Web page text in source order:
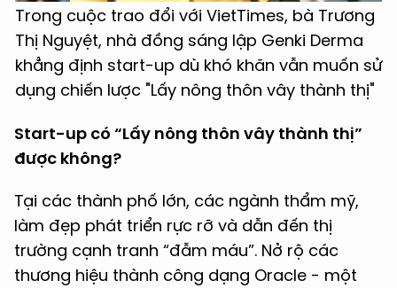
Trong cuộc trao đổi với VietTimes, bà Trương
Thị Nguyệt, nhà đồng sáng lập Genki Derma
khẳng định start-up dù khó khăn vẫn muốn sử
dụng chiến lược "Lấy nông thôn vây thành thị"
Start-up có “Lấy nông thôn vây thành thị”
được không?
Tại các thành phố lớn, các ngành thẩm mỹ,
làm đẹp phát triển rực rỡ và dẫn đến thị
trường cạnh tranh “đẫm máu”. Nở rộ các
thương hiệu thành công dạng Oracle - một